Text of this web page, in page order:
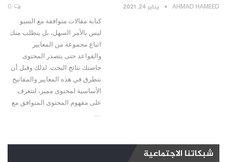
AHMAD HAMEED يناير 24, 2021
كتابة مقالات متوافقة مع السيو
ليس بالأمر السهل، بل يتطلب منك
اتباع مجموعة من المعايير
والقواعد حتى يتصدر المحتوى
خاصتك نتائج البحث. لذلك وقبل أن
نتطرق في هذه المعايير والمفاتيح
الأساسية لمحتوى مميز، لنتعرف
على مفهوم المحتوى المتوافق مع
…
شبكاتنا الاجتماعية